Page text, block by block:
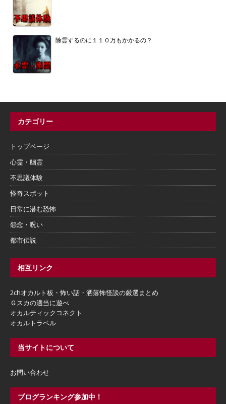
除霊するのに１１０万もかかるの？
カテゴリー
トップページ
心霊・幽霊
不思議体験
怪奇スポット
日常に潜む恐怖
怨念・呪い
都市伝説
相互リンク
2chオカルト板・怖い話・洒落怖怪談の厳選まとめ
Ｇスカの適当に遊べ
オカルティックコネクト
オカルトラベル
当サイトについて
お問い合わせ
ブログランキング参加中！